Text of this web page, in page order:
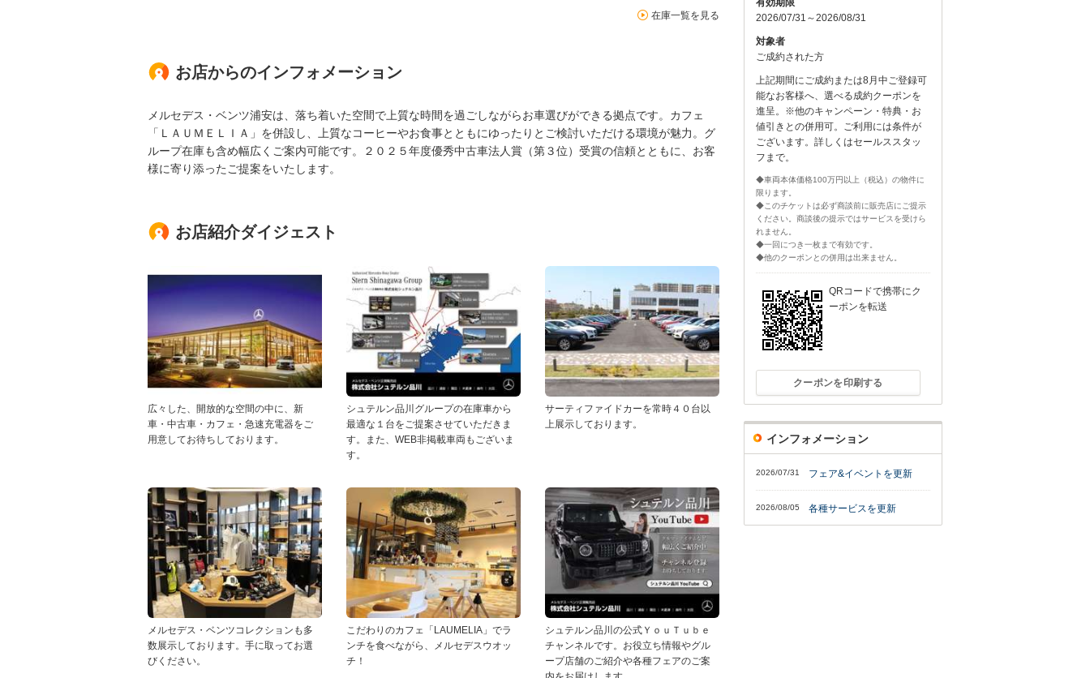
在庫一覧を見る
お店からのインフォメーション
メルセデス・ベンツ浦安は、落ち着いた空間で上質な時間を過ごしながらお車選びができる拠点です。カフェ
「ＬＡＵＭＥＬＩＡ」を併設し、上質なコーヒーやお食事とともにゆったりとご検討いただける環境が魅力。グ
ループ在庫も含め幅広くご案内可能です。２０２５年度優秀中古車法人賞（第３位）受賞の信頼とともに、お客
様に寄り添ったご提案をいたします。
お店紹介ダイジェスト
広々した、開放的な空間の中に、新
車・中古車・カフェ・急速充電器をご
用意してお待ちしております。
シュテルン品川グループの在庫車から
最適な１台をご提案させていただきま
す。また、WEB非掲載車両もございま
す。
サーティファイドカーを常時４０台以
上展示しております。
メルセデス・ベンツコレクションも多
数展示しております。手に取ってお選
びください。
こだわりのカフェ「LAUMELIA」でラ
ンチを食べながら、メルセデスウオッ
チ！
シュテルン品川の公式ＹｏｕＴｕｂｅ
チャンネルです。お役立ち情報やグル
ープ店舗のご紹介や各種フェアのご案
有効期限
2026/07/31～2026/08/31
対象者
ご成約された方
上記期間にご成約または8月中ご登録可
能なお客様へ、選べる成約クーポンを
進呈。※他のキャンペーン・特典・お
値引きとの併用可。ご利用には条件が
ございます。詳しくはセールススタッ
フまで。
◆車両本体価格100万円以上（税込）の物件に
限ります。
◆このチケットは必ず商談前に販売店にご提示
ください。商談後の提示ではサービスを受けら
れません。
◆一回につき一枚まで有効です。
◆他のクーポンとの併用は出来ません。
QRコードで携帯にク
ーポンを転送
クーポンを印刷する
インフォメーション
2026/07/31 フェア&イベントを更新
2026/08/05 各種サービスを更新